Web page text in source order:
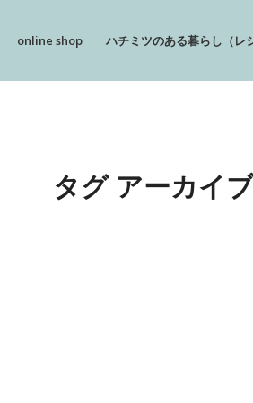
online shop ハチミツのある暮らし（レ
タグ アーカイ